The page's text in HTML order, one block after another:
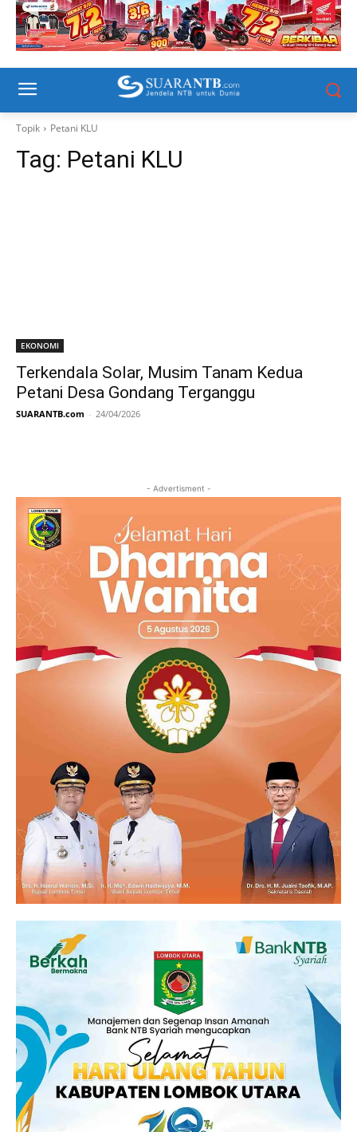
Topik Petani KLU
Tag: Petani KLU
EKONOMI
Terkendala Solar, Musim Tanam Kedua
Petani Desa Gondang Terganggu
SUARANTB.com - 24/04/2026
- Advertisment -